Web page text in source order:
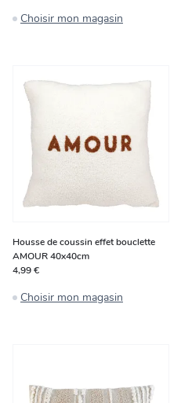
Choisir mon magasin
Housse de coussin effet bouclette
AMOUR 40x40cm
4,99 €
Choisir mon magasin